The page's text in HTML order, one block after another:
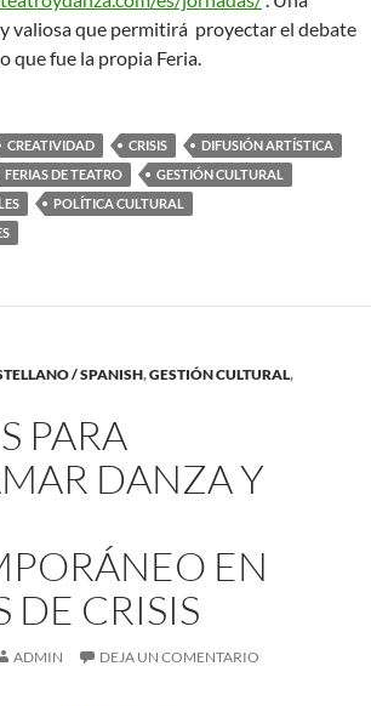
valiosa que permitirá proyectar el debate
que fue la propia Feria.
CREATIVIDAD CRISIS
DIFUSIÓN ARTÍSTICA
FERIAS DE TEATRO
GESTIÓN CULTURAL
POLÍTICA CULTURAL
/ SPANISH,GESTIÓN CULTURAL,
PARA
DANZA Y
EN
DE CRISIS
ADMIN DEJA UN COMENTARIO